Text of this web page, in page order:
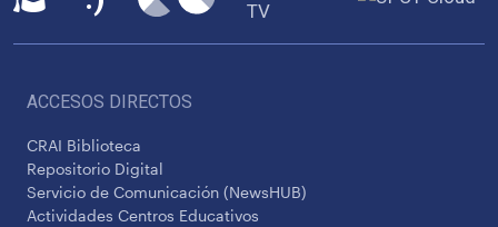
ACCESOS DIRECTOS
CRAI Biblioteca
Repositorio Digital
Servicio de Comunicación (NewsHUB)
Actividades Centros Educativos